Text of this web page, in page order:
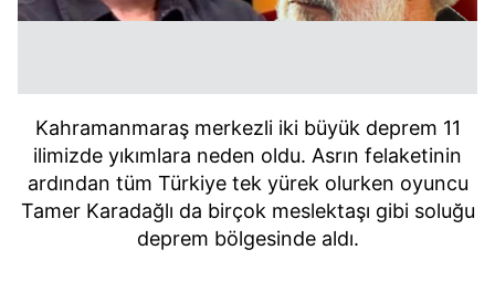
Kahramanmaraş merkezli iki büyük deprem 11
ilimizde yıkımlara neden oldu. Asrın felaketinin
ardından tüm Türkiye tek yürek olurken oyuncu
Tamer Karadağlı da birçok meslektaşı gibi soluğu
deprem bölgesinde aldı.